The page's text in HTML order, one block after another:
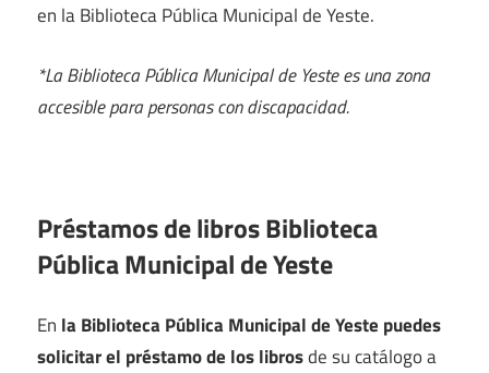
en la Biblioteca Pública Municipal de Yeste.
*La Biblioteca Pública Municipal de Yeste es una zona
accesible para personas con discapacidad.
Préstamos de libros Biblioteca
Pública Municipal de Yeste
En la Biblioteca Pública Municipal de Yeste puedes
solicitar el préstamo de los librosde su catálogo a